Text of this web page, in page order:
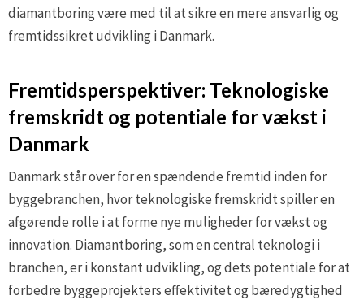
diamantboring være med til at sikre en mere ansvarlig og
fremtidssikret udvikling i Danmark.
Fremtidsperspektiver: Teknologiske
fremskridt og potentiale for vækst i
Danmark
Danmark står over for en spændende fremtid inden for
byggebranchen, hvor teknologiske fremskridt spiller en
afgørende rolle i at forme nye muligheder for vækst og
innovation. Diamantboring, som en central teknologi i
branchen, er i konstant udvikling, og dets potentiale for at
forbedre byggeprojekters effektivitet og bæredygtighed